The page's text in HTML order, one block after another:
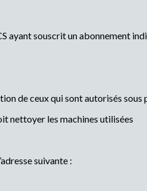
ayant souscrit un abonnement
ceux qui sont autorisés sous
nettoyer les machines utilisées
suivante :